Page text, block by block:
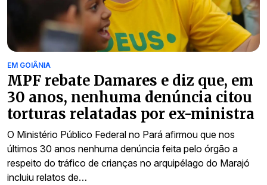
EM GOIÂNIA
MPF rebate Damares e diz que, em
30 anos, nenhuma denúncia citou
torturas relatadas por ex-ministra
O Ministério Público Federal no Pará afirmou que nos
últimos 30 anos nenhuma denúncia feita pelo órgão a
respeito do tráfico de crianças no arquipélago do Marajó
incluiu relatos de…